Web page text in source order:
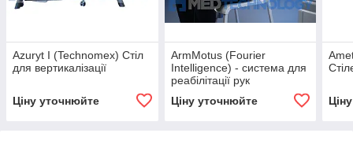
Azuryt I (Technomex) Стіл
для вертикалізації
Ціну уточнюйте
ArmMotus (Fourier
Intelligence) - система для
реабілітації рук
Ціну уточнюйте